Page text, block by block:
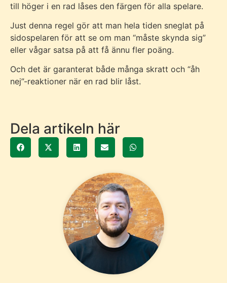
till höger i en rad låses den färgen för alla spelare.
Just denna regel gör att man hela tiden sneglat på
sidospelaren för att se om man “måste skynda sig”
eller vågar satsa på att få ännu fler poäng.
Och det är garanterat både många skratt och “åh
nej”-reaktioner när en rad blir låst.
Dela artikeln här